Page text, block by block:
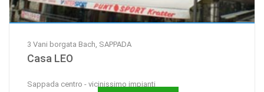
3 Vani borgata Bach, SAPPADA
Casa LEO
Sappada centro - vicinissimo impianti